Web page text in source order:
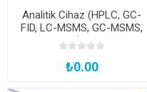
Analitik Cihaz (HPLC, GC-
FID, LC-MSMS, GC-MSMS,
AAS, UV-VIS) Demo Eğitimi
₺0.00